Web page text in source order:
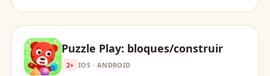
Puzzle Play: bloques/construir
2+ IOS · ANDROID